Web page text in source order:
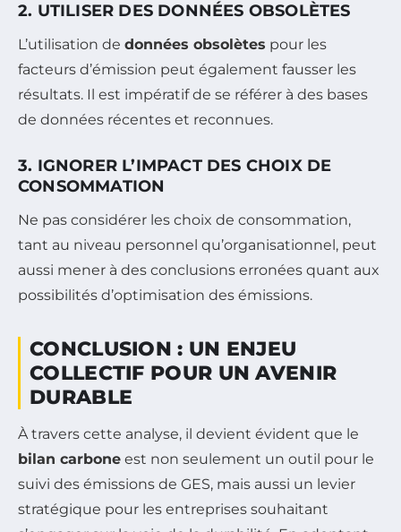
2. UTILISER DES DONNÉES OBSOLÈTES
L’utilisation de données obsolètes pour les
facteurs d’émission peut également fausser les
résultats. Il est impératif de se référer à des bases
de données récentes et reconnues.
3. IGNORER L’IMPACT DES CHOIX DE
CONSOMMATION
Ne pas considérer les choix de consommation,
tant au niveau personnel qu’organisationnel, peut
aussi mener à des conclusions erronées quant aux
possibilités d’optimisation des émissions.
CONCLUSION : UN ENJEU
COLLECTIF POUR UN AVENIR
DURABLE
À travers cette analyse, il devient évident que le
bilan carbone est non seulement un outil pour le
suivi des émissions de GES, mais aussi un levier
stratégique pour les entreprises souhaitant